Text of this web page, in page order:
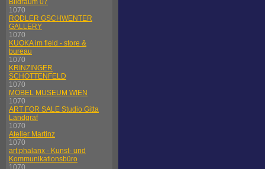
Bildraum 07
1070
RODLER GSCHWENTER
GALLERY
1070
KUOKA im field - store &
bureau
1070
KRINZINGER
SCHOTTENFELD
1070
MÖBEL MUSEUM WIEN
1070
ART FOR SALE Studio Gitta
Landgraf
1070
Atelier Martinz
1070
art:phalanx - Kunst- und
Kommunikationsbüro
1070